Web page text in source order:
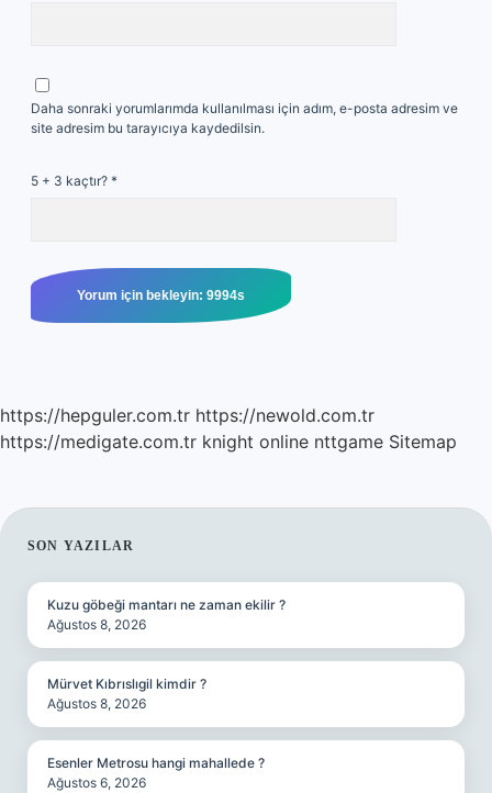
Daha sonraki yorumlarımda kullanılması için adım, e-posta adresim ve
site adresim bu tarayıcıya kaydedilsin.
5 + 3 kaçtır? *
https://hepguler.com.tr https://newold.com.tr
https://medigate.com.tr knight online nttgame Sitemap
SIDEBAR
SON YAZILAR
Kuzu göbeği mantarı ne zaman ekilir ?
Ağustos 8, 2026
Mürvet Kıbrıslıgil kimdir ?
Ağustos 8, 2026
Esenler Metrosu hangi mahallede ?
Ağustos 6, 2026